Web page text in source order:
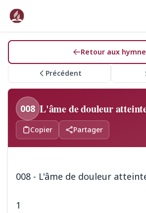
Retour aux
Précédent
008 L'âme de douleur
Copier Partager
008 - L'âme de douleur
1